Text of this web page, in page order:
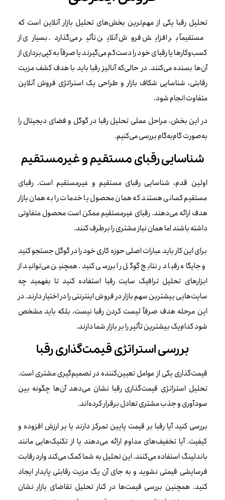
تحلیل رقبا یکی از مهم‌ترین بخش‌های تحلیل بازار آنلاین است که
مستقیماً بر افزایش فروش آنلاین تأثیر می‌گذارد. بسیاری از
کسب‌وکارها یا رقبای خود را دست‌کم می‌گیرند یا صرفاً به کپی‌برداری از
آن‌ها بسنده می‌کنند. در حالی‌که آنالیز رقبا باید با هدف کشف مزیت
رقابتی، شناسایی شکاف بازار و طراحی یک استراتژی فروش آنلاین
متفاوت انجام شود.
در این بخش، مراحل عملی تحلیل رقبا در گوگل و فضای دیجیتال را
به‌صورت گام‌به‌گام بررسی می‌کنیم.
شناسایی رقبای مستقیم و غیرمستقیم
اولین قدم، شناسایی رقبای مستقیم و غیرمستقیم است. رقبای
مستقیم کسانی هستند که همان محصول یا خدمات را به همان بازار
هدف ارائه می‌دهند. رقبای غیرمستقیم ممکن است محصول متفاوتی
داشته باشند اما همان نیاز مشتری را برطرف کنند.
برای این کار باید عبارات اصلی حوزه کاری خود را در گوگل جستجو کنید
و جایگاه رقبا در نتایج گوگل را بررسی کنید. همچنین می‌توانید از
ابزارهای تحلیل ترافیک سایت رقبا استفاده کنید تا بفهمید چه
سایت‌هایی بیشترین سهم بازار در فروش اینترنتی را در اختیار دارند. در
این مرحله هدف صرفاً لیست کردن رقبا نیست، بلکه باید مشخص
شود کدام‌یک بیشترین تأثیر را بر بازار شما دارند.
بررسی استراتژی قیمت‌گذاری رقبا
قیمت‌گذاری یکی از عوامل تعیین‌کننده در تصمیم‌گیری مشتری است.
تحلیل استراتژی قیمت‌گذاری رقبا نشان می‌دهد آن‌ها چگونه بین
سودآوری و جذب مشتری تعادل برقرار کرده‌اند.
بررسی کنید آیا رقبا بر قیمت پایین تمرکز دارند یا بر ارزش افزوده و
کیفیت. آیا تخفیف‌های مداوم ارائه می‌دهند یا از تکنیک‌هایی مانند
باندلینگ استفاده می‌کنند. این تحلیل به شما کمک می‌کند وارد رقابت
فرسایشی قیمتی نشوید و به جای آن یک مزیت رقابتی پایدار ایجاد
کنید. همچنین بررسی قیمت‌ها در کنار تحلیل تقاضای بازار نشان